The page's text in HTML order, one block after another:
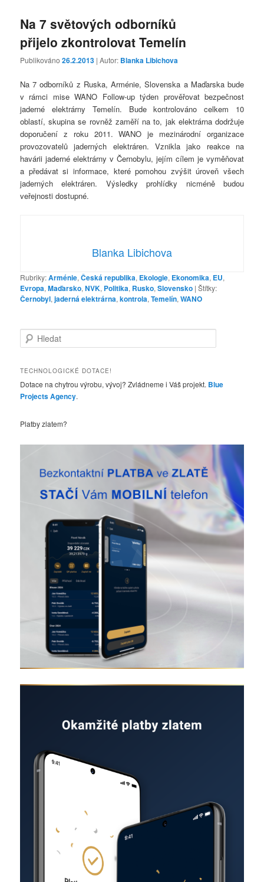
Na 7 světových odborníků
přijelo zkontrolovat Temelín
Publikováno26.2.2013 | Autor: Blanka Libichova
Na 7 odborníků z Ruska, Arménie, Slovenska a Maďarska bude
v rámci mise WANO Follow-up týden prověřovat bezpečnost
jaderné elektrárny Temelín. Bude kontrolováno celkem 10
oblastí, skupina se rovněž zaměří na to, jak elektrárna dodržuje
doporučení z roku 2011. WANO je mezinárodní organizace
provozovatelů jaderných elektráren. Vznikla jako reakce na
havárii jaderné elektrárny v Černobylu, jejím cílem je vyměňovat
a předávat si informace, které pomohou zvýšit úroveň všech
jaderných elektráren. Výsledky prohlídky nicméně budou
veřejnosti dostupné.
Blanka Libichova
Rubriky:Arménie,Česká republika, Ekologie, Ekonomika, EU,
Evropa,Maďarsko,NVK, Politika, Rusko,Slovensko |Štítky:
Černobyl,jaderná elektrárna,kontrola,Temelín,WANO
l
d
t
TECHNOLOGICKÉ DOTACE!
Dotace na chytrou výrobu, vývoj? Zvládneme i Váš projekt. Blue
Projects Agency.
Platby zlatem?